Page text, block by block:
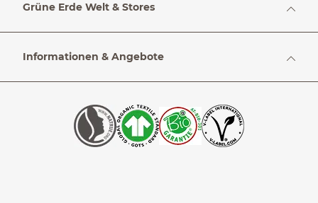
Grüne Erde Welt & Stores
Informationen & Angebote